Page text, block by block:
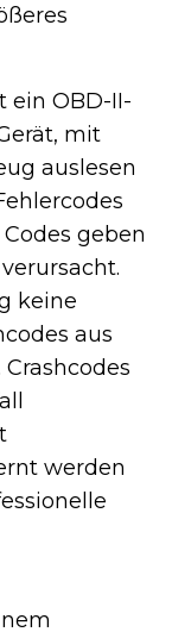
ein OBD-II-
mit
auslesen
geben
keine
aus
werden